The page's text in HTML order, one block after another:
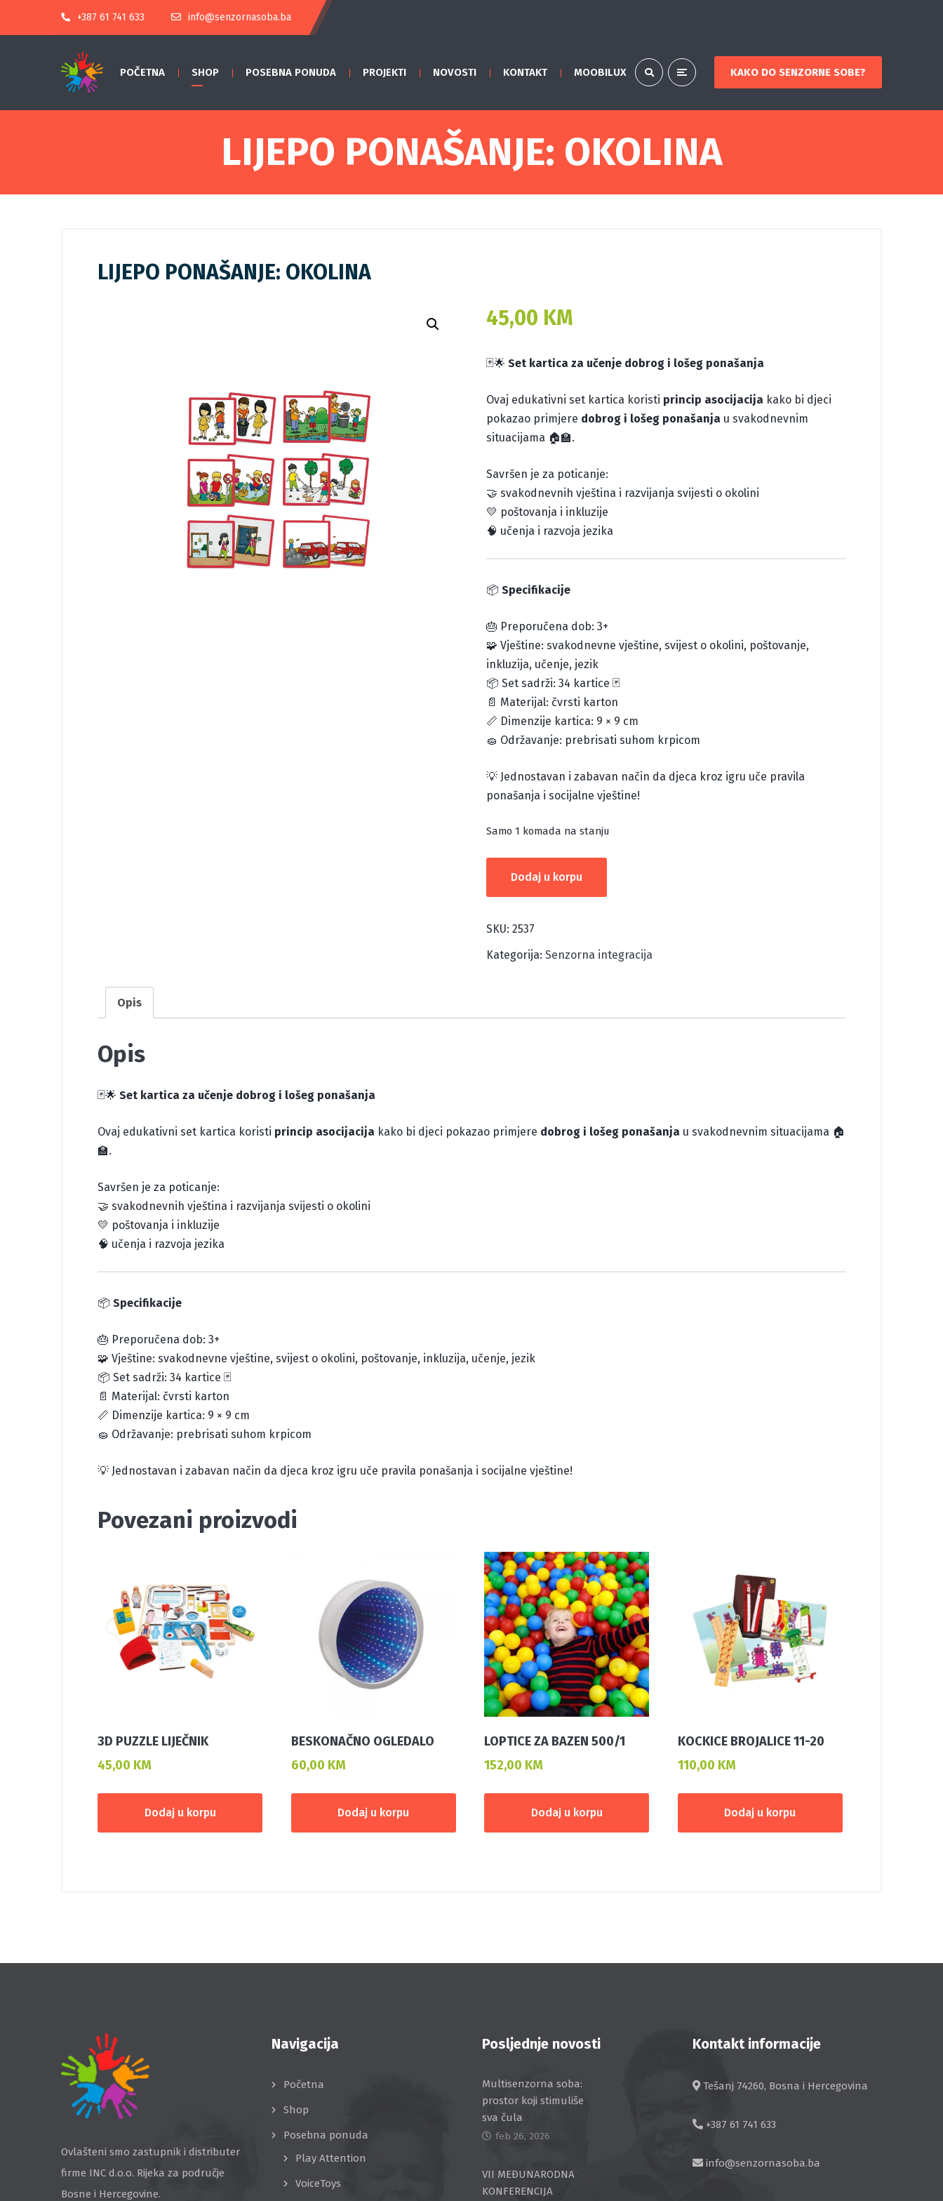
+387 61 741 633 info@senzornasoba.ba
KAKO DO SENZORNE SOBE?
POČETNA SHOP POSEBNA PONUDA PROJEKTI NOVOSTI KONTAKT MOOBILUX
LIJEPO PONAŠANJE: OKOLINA
LIJEPO PONAŠANJE: OKOLINA
45,00 KM
🃏🌟Set kartica za učenje dobrog i lošeg ponašanja
Ovaj edukativni set kartica koristi princip asocijacija kako bi djeci
pokazao primjere dobrog i lošeg ponašanja u svakodnevnim
situacijama 🏠🏫.
Savršen je za poticanje:
🤝 svakodnevnih vještina i razvijanja svijesti o okolini
💛 poštovanja i inkluzije
🧠 učenja i razvoja jezika
📦Specifikacije
🎂 Preporučena dob: 3+
🧩 Vještine: svakodnevne vještine, svijest o okolini, poštovanje,
inkluzija, učenje, jezik
📦 Set sadrži: 34 kartice 🃏
📄 Materijal: čvrsti karton
📏 Dimenzije kartica: 9 × 9 cm
🧽 Održavanje: prebrisati suhom krpicom
💡 Jednostavan i zabavan način da djeca kroz igru uče pravila
ponašanja i socijalne vještine!
Samo 1 komada na stanju
PONAŠANJE:
količina
Dodaj u korpu
SKU:2537
Kategorija:Senzorna integracija
Opis
Opis
🃏🌟 Set kartica za učenje dobrog i lošeg ponašanja
Ovaj edukativni set kartica koristi princip asocijacija kako bi djeci pokazao primjere dobrog i lošeg ponašanja u svakodnevnim situacijama 🏠
🏫.
Savršen je za poticanje:
🤝 svakodnevnih vještina i razvijanja svijesti o okolini
💛 poštovanja i inkluzije
🧠 učenja i razvoja jezika
📦 Specifikacije
🎂 Preporučena dob: 3+
🧩 Vještine: svakodnevne vještine, svijest o okolini, poštovanje, inkluzija, učenje, jezik
📦 Set sadrži: 34 kartice 🃏
📄 Materijal: čvrsti karton
📏 Dimenzije kartica: 9 × 9 cm
🧽 Održavanje: prebrisati suhom krpicom
💡 Jednostavan i zabavan način da djeca kroz igru uče pravila ponašanja i socijalne vještine!
Povezani proizvodi
3D PUZZLE LIJEČNIK
45,00 KM
Dodaj u korpu
BESKONAČNO OGLEDALO
60,00 KM
Dodaj u korpu
LOPTICE ZA BAZEN 500/1
152,00 KM
Dodaj u korpu
KOCKICE BROJALICE 11-20
110,00 KM
Dodaj u korpu
Ovlašteni smo zastupnik i distributer
firme INC d.o.o. Rijeka za područje
Bosne i Hercegovine.
Navigacija
Početna
Shop
Posebna ponuda
Play Attention
VoiceToys
Posljednje novosti
Multisenzorna soba:
prostor koji stimuliše
sva čula
feb 26, 2026
VII MEĐUNARODNA
KONFERENCIJA
Kontakt informacije
Tešanj 74260, Bosna i Hercegovina
+387 61 741 633
info@senzornasoba.ba